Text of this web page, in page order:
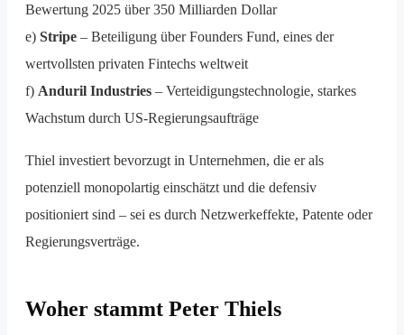
Bewertung 2025 über 350 Milliarden Dollar
e) Stripe – Beteiligung über Founders Fund, eines der
wertvollsten privaten Fintechs weltweit
f) Anduril Industries – Verteidigungstechnologie, starkes
Wachstum durch US-Regierungsaufträge
Thiel investiert bevorzugt in Unternehmen, die er als
potenziell monopolartig einschätzt und die defensiv
positioniert sind – sei es durch Netzwerkeffekte, Patente oder
Regierungsverträge.
Woher stammt Peter Thiels